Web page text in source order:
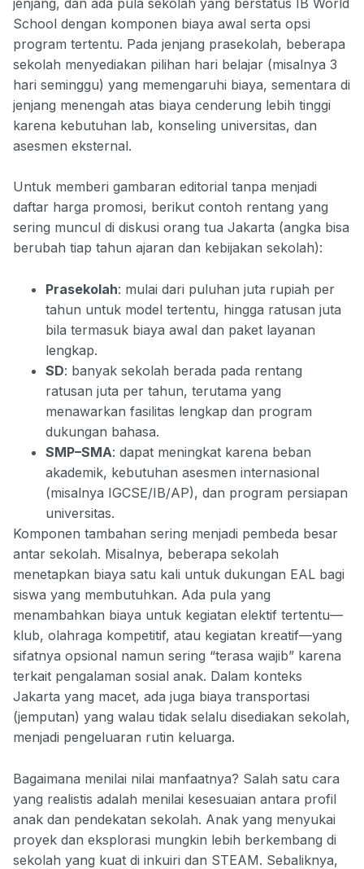
School dengan komponen biaya awal serta opsi
program tertentu. Pada jenjang prasekolah, beberapa
sekolah menyediakan pilihan hari belajar (misalnya 3
hari seminggu) yang memengaruhi biaya, sementara di
jenjang menengah atas biaya cenderung lebih tinggi
karena kebutuhan lab, konseling universitas, dan
asesmen eksternal.
Untuk memberi gambaran editorial tanpa menjadi
daftar harga promosi, berikut contoh rentang yang
sering muncul di diskusi orang tua Jakarta (angka bisa
berubah tiap tahun ajaran dan kebijakan sekolah):
Prasekolah: mulai dari puluhan juta rupiah per
tahun untuk model tertentu, hingga ratusan juta
bila termasuk biaya awal dan paket layanan
lengkap.
SD: banyak sekolah berada pada rentang
ratusan juta per tahun, terutama yang
menawarkan fasilitas lengkap dan program
dukungan bahasa.
SMP–SMA: dapat meningkat karena beban
akademik, kebutuhan asesmen internasional
(misalnya IGCSE/IB/AP), dan program persiapan
universitas.
Komponen tambahan sering menjadi pembeda besar
antar sekolah. Misalnya, beberapa sekolah
menetapkan biaya satu kali untuk dukungan EAL bagi
siswa yang membutuhkan. Ada pula yang
menambahkan biaya untuk kegiatan elektif tertentu—
klub, olahraga kompetitif, atau kegiatan kreatif—yang
sifatnya opsional namun sering “terasa wajib” karena
terkait pengalaman sosial anak. Dalam konteks
Jakarta yang macet, ada juga biaya transportasi
(jemputan) yang walau tidak selalu disediakan sekolah,
menjadi pengeluaran rutin keluarga.
Bagaimana menilai nilai manfaatnya? Salah satu cara
yang realistis adalah menilai kesesuaian antara profil
anak dan pendekatan sekolah. Anak yang menyukai
proyek dan eksplorasi mungkin lebih berkembang di
sekolah yang kuat di inkuiri dan STEAM. Sebaliknya,